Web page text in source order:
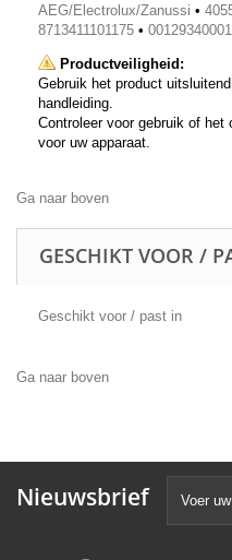
AEG/Electrolux/Zanussi •
8713411101175 • 00129340001
Productveiligheid:
Gebruik het product
handleiding.
Controleer voor gebruik of
voor uw apparaat.
Ga naar boven
GESCHIKT VOOR /
Geschikt voor / past in
Ga naar boven
Nieuwsbrief